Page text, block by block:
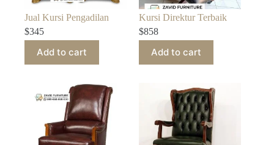
Jual Kursi Pengadilan
$345
Add to cart
Kursi Direktur Terbaik
$858
Add to cart